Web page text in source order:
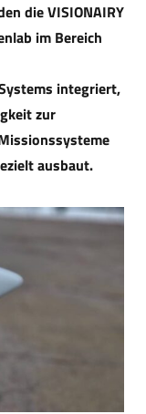
die VISIONAIRY
im Bereich
integriert,
zur
ausbaut.